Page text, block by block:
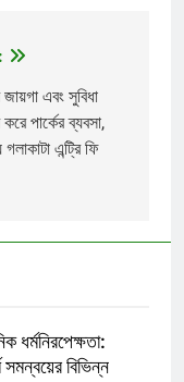
জায়গা এবং সুবিধা
পার্কের ব্যবসা,
গলাকাটা এন্ট্রি ফি
ধর্মনিরপেক্ষতা:
সমন্বয়ের বিভিন্ন